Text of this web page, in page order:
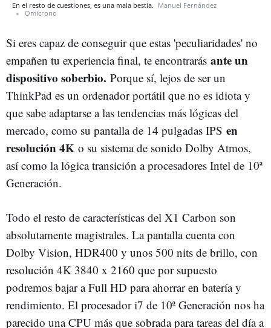
En el resto de cuestiones, es una mala bestia. Manuel Fernández
Omicrono
Si eres capaz de conseguir que estas 'peculiaridades' no
empañen tu experiencia final, te encontrarás ante un
dispositivo soberbio. Porque sí, lejos de ser un
ThinkPad es un ordenador portátil que no es idiota y
que sabe adaptarse a las tendencias más lógicas del
mercado, como su pantalla de 14 pulgadas IPS en
resolución 4K o su sistema de sonido Dolby Atmos,
así como la lógica transición a procesadores Intel de 10ª
Generación.
Todo el resto de características del X1 Carbon son
absolutamente magistrales. La pantalla cuenta con
Dolby Vision, HDR400 y unos 500 nits de brillo, con
resolución 4K 3840 x 2160 que por supuesto
podremos bajar a Full HD para ahorrar en batería y
rendimiento. El procesador i7 de 10ª Generación nos ha
parecido una CPU más que sobrada para tareas del día a